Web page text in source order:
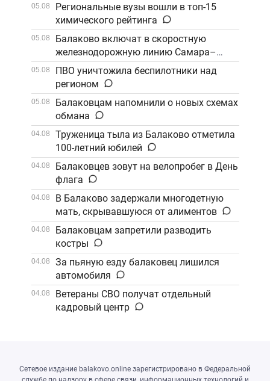
05.08
Региональные вузы вошли в топ-15
химического рейтинга
05.08
Балаково включат в скоростную
железнодорожную линию Самара–
Саратов
05.08
ПВО уничтожила беспилотники над
регионом
05.08
Балаковцам напомнили о новых схемах
обмана
04.08
Труженица тыла из Балаково отметила
100-летний юбилей
04.08
Балаковцев зовут на велопробег в День
флага
04.08
В Балаково задержали многодетную
мать, скрывавшуюся от алиментов
04.08
Балаковцам запретили разводить
костры
04.08
За пьяную езду балаковец лишился
автомобиля
04.08
Ветераны СВО получат отдельный
кадровый центр
Сетевое издание balakovo.online зарегистрировано в Федеральной